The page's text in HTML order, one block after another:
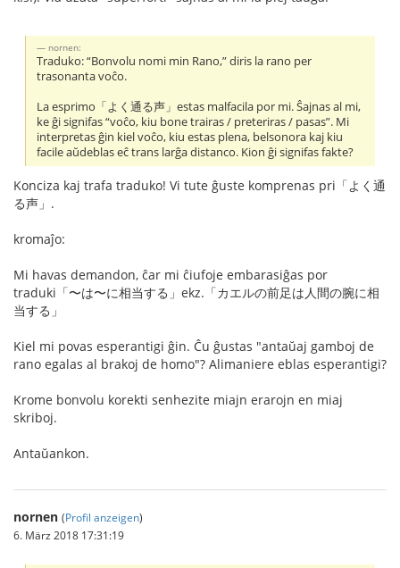
nornen:
Traduko: “Bonvolu nomi min Rano,” diris la rano per
trasonanta voĉo.
La esprimo「よく通る声」estas malfacila por mi. Ŝajnas al mi,
ke ĝi signifas “voĉo, kiu bone trairas / preteriras / pasas”. Mi
interpretas ĝin kiel voĉo, kiu estas plena, belsonora kaj kiu
facile aŭdeblas eĉ trans larĝa distanco. Kion ĝi signifas fakte?
Konciza kaj trafa traduko! Vi tute ĝuste komprenas pri「よく通
る声」.
kromaĵo:
Mi havas demandon, ĉar mi ĉiufoje embarasiĝas por
traduki「〜は〜に相当する」ekz.「カエルの前足は人間の腕に相
当する」
Kiel mi povas esperantigi ĝin. Ĉu ĝustas "antaŭaj gamboj de
rano egalas al brakoj de homo"? Alimaniere eblas esperantigi?
Krome bonvolu korekti senhezite miajn erarojn en miaj
skriboj.
Antaŭankon.
nornen (Profil anzeigen)
6. März 2018 17:31:19